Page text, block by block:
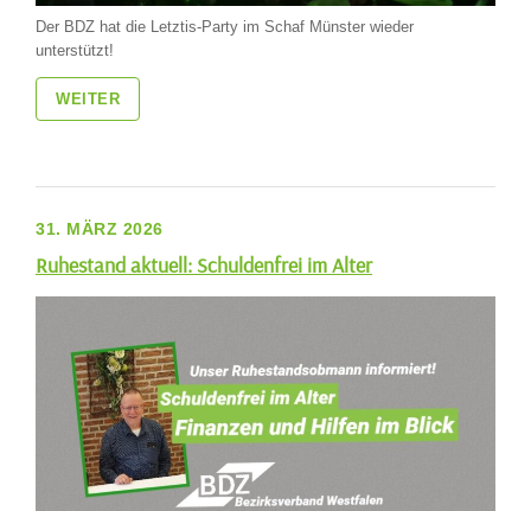
Der BDZ hat die Letztis-Party im Schaf Münster wieder
unterstützt!
WEITER
31. MÄRZ 2026
Ruhestand aktuell: Schuldenfrei im Alter